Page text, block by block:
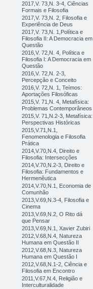
2017,V. 73,N. 3-4, Ciências
Formais e Filosofia
2017,V. 73,N. 2, Filosofia e
Experiência de Deus
2017,V. 73,N. 1,Política e
Filosofia II: A Democracia em
Questão
2016,V. 72,N. 4, Política e
Filosofia I: A Democracia em
Questão
2016,V. 72,N. 2-3,
Percepção e Conceito
2016,V. 72,N. 1, Teímos:
Aportações Filosóficas
2015,V. 71,N. 4, Metafísica:
Problemas Contemporâneos
2015,V. 71,N.2-3, Metafísica:
Perspectivas Históricas
2015,V.71,N.1,
Fenomenologia e Filosofia
Prática
2014,V.70,N.4, Direito e
Filosofia: Intersecções
2014,V.70,N.2-3, Direito e
Filosofia: Fundamentos e
Hermenêutica
2014,V.70,N.1, Economia de
Comunhão
2013,V.69,N.3-4, Filosofia e
Cinema
2013,V.69,N.2, O Rito dá
que Pensar
2013,V.69,N.1, Xavier Zubiri
2012,V.68,N.4, Natureza
Humana em Questão II
2012,V.68,N.3, Natureza
Humana em Questão I
2012,V.68,N.1-2, Ciência e
Filosofia em Encontro
2011,V.67,N.4, Religião e
Interculturalidade